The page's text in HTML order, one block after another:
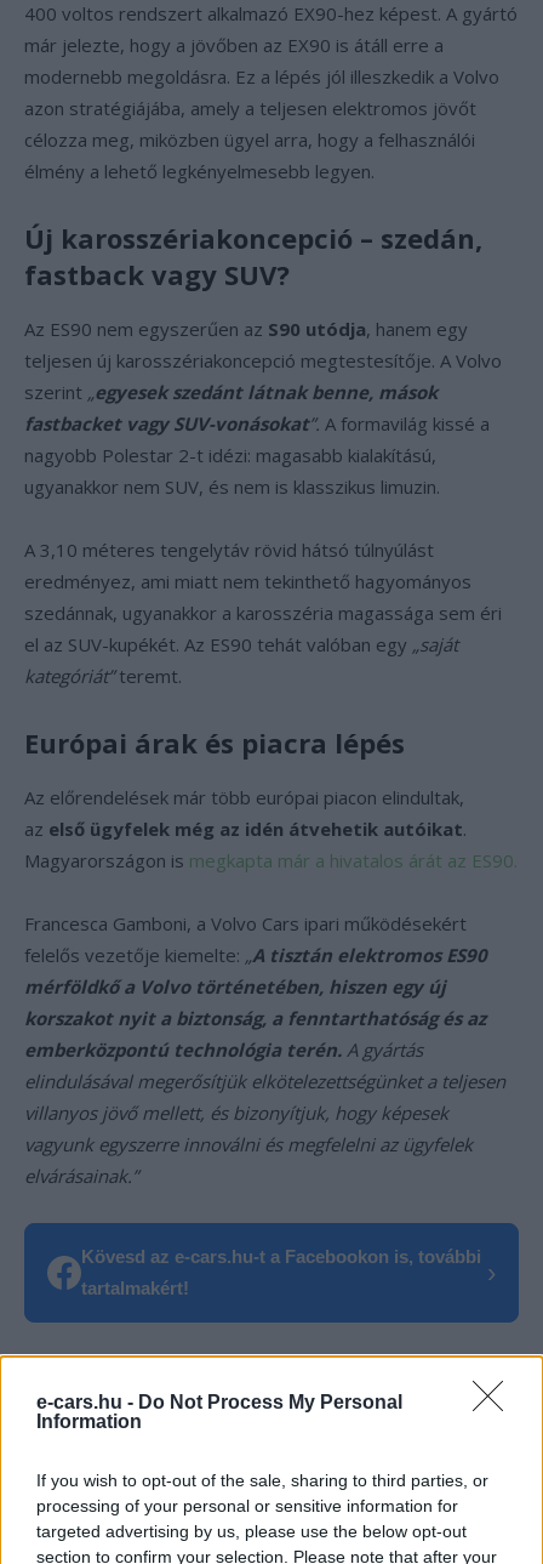
e-cars.hu - Do Not Process My Personal
Information
If you wish to opt-out of the sale, sharing to third parties, or
processing of your personal or sensitive information for
targeted advertising by us, please use the below opt-out
section to confirm your selection. Please note that after your
400 voltos rendszert alkalmazó EX90-hez képest. A gyártó
már jelezte, hogy a jövőben az EX90 is átáll erre a
modernebb megoldásra. Ez a lépés jól illeszkedik a Volvo
azon stratégiájába, amely a teljesen elektromos jövőt
célozza meg, miközben ügyel arra, hogy a felhasználói
élmény a lehető legkényelmesebb legyen.
Új karosszériakoncepció – szedán,
fastback vagy SUV?
Az ES90 nem egyszerűen az S90 utódja, hanem egy
teljesen új karosszériakoncepció megtestesítője. A Volvo
szerint „egyesek szedánt látnak benne, mások
fastbacket vagy SUV-vonásokat”. A formavilág kissé a
nagyobb Polestar 2-t idézi: magasabb kialakítású,
ugyanakkor nem SUV, és nem is klasszikus limuzin.
A 3,10 méteres tengelytáv rövid hátsó túlnyúlást
eredményez, ami miatt nem tekinthető hagyományos
szedánnak, ugyanakkor a karosszéria magassága sem éri
el az SUV-kupékét. Az ES90 tehát valóban egy „saját
kategóriát”teremt.
Európai árak és piacra lépés
Az előrendelések már több európai piacon elindultak,
az első ügyfelek még az idén átvehetik autóikat.
Magyarországon is megkapta már a hivatalos árát az ES90.
Francesca Gamboni, a Volvo Cars ipari működésekért
felelős vezetője kiemelte: „A tisztán elektromos ES90
mérföldkő a Volvo történetében, hiszen egy új
korszakot nyit a biztonság, a fenntarthatóság és az
emberközpontú technológia terén. A gyártás
elindulásával megerősítjük elkötelezettségünket a teljesen
villanyos jövő mellett, és bizonyítjuk, hogy képesek
vagyunk egyszerre innoválni és megfelelni az ügyfelek
elvárásainak.”
Kövesd az e-cars.hu-t a Facebookon is, további
tartalmakért!
›
Sorozatgyártás
Volvo Volvo ES90